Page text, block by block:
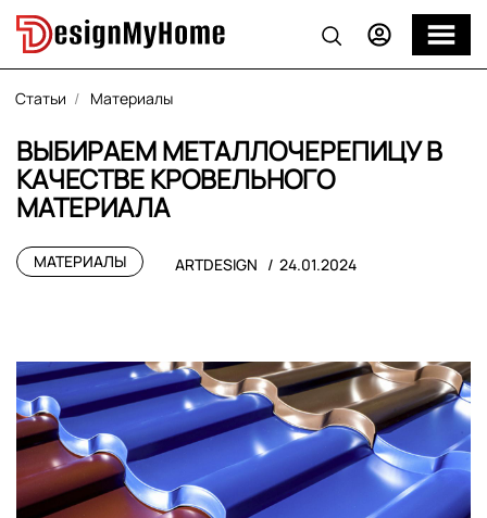
Статьи Материалы
ВЫБИРАЕМ МЕТАЛЛОЧЕРЕПИЦУ В
КАЧЕСТВЕ КРОВЕЛЬНОГО
МАТЕРИАЛА
МАТЕРИАЛЫ ARTDESIGN 24.01.2024